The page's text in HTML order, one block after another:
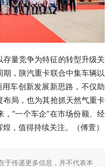
量竞争为特征的转型升级关
，陕汽重卡联合中集车辆以
车创新发展新思路，不仅助
局，也为其抢抓天然气重卡
“一个车企”在市场份额、经
，值得持续关注。（傅萱）
于传递更多信息，并不代表本